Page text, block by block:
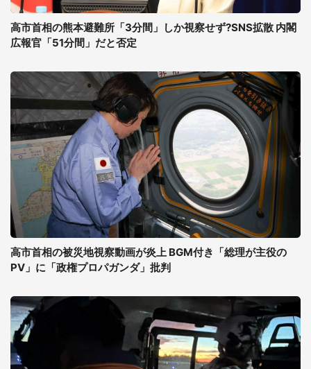
高市首相の熊本避難所「3分間」しか視察せず?SNS拡散 内閣
広報官「51分間」だと否定
高市首相の被災地視察動画が炎上 BGM付き「総理が主役の
PV」に「政権プロパガンダ」批判